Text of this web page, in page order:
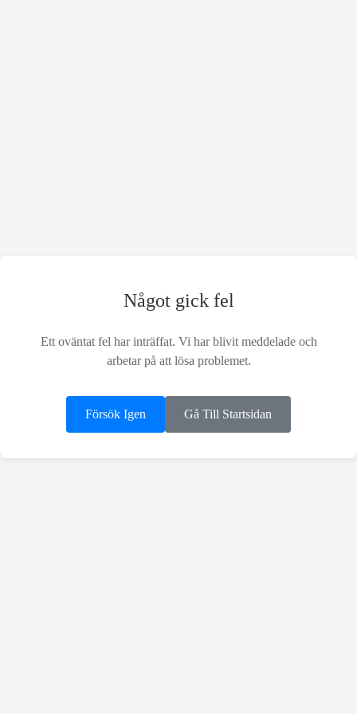
Något gick fel
Ett oväntat fel har inträffat. Vi har blivit meddelade och
arbetar på att lösa problemet.
Försök Igen Gå Till Startsidan